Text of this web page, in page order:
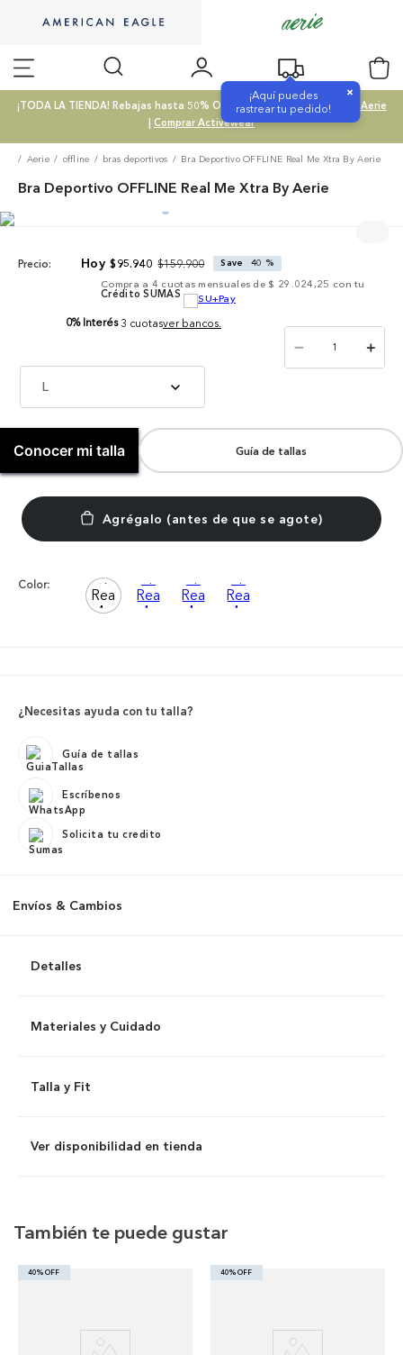
¡Aquí puedes
rastrear tu pedido!
×
¡TODA LA TIENDA! Rebajas hasta 50% OFF |Comprar SALE|Comprar Aerie
| Comprar Activewear
Aerie offline bras deportivos Bra Deportivo OFFLINE Real Me Xtra By Aerie
Bra Deportivo OFFLINE Real Me Xtra By Aerie
Precio: $95.940 $159.900 Save 40 %
Compra a 4 cuotas mensuales de $ 29.024,25 con tu
Crédito SUMAS
0% Interés 3 cuotasver bancos.
L
＋
－
Conocer mi talla Guía de tallas
Color:
¿Necesitas ayuda con tu talla?
Guía de tallas
Escríbenos
Solicita tu credito
Envíos & Cambios
Detalles
Materiales y Cuidado
Talla y Fit
Ver disponibilidad en tienda
También te puede gustar
40% OFF 40% OFF